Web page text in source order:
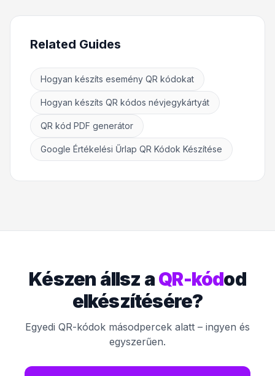
Related Guides
Hogyan készíts esemény QR kódokat
Hogyan készíts QR kódos névjegykártyát
QR kód PDF generátor
Google Értékelési Űrlap QR Kódok Készítése
Készen állsz aQR-kódod
elkészítésére?
Egyedi QR-kódok másodpercek alatt – ingyen és
egyszerűen.